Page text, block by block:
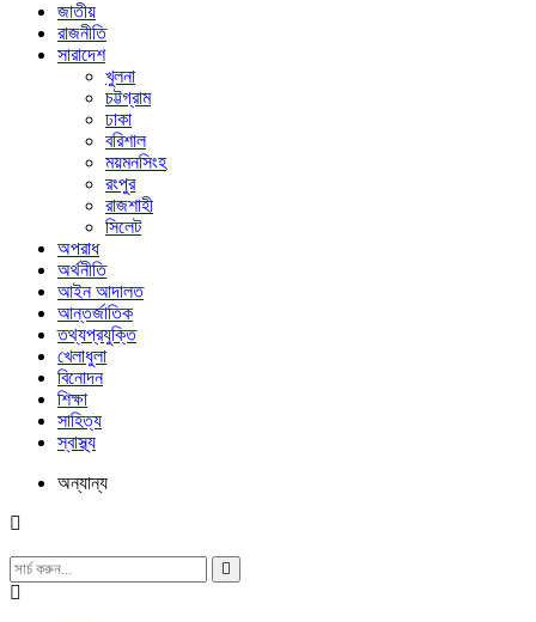
জাতীয়
রাজনীতি
সারাদেশ
খুলনা
চট্টগ্রাম
ঢাকা
বরিশাল
ময়মনসিংহ
রংপুর
রাজশাহী
সিলেট
অপরাধ
অর্থনীতি
আইন আদালত
আন্তর্জাতিক
তথ্যপ্রযুক্তি
খেলাধুলা
বিনোদন
শিক্ষা
সাহিত্য
স্বাস্থ্য
অন্যান্য